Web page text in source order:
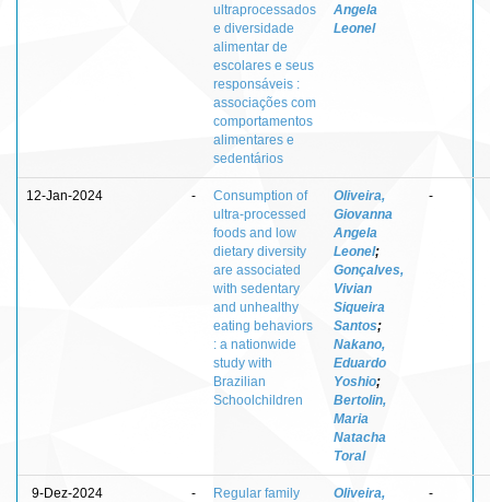
ultraprocessados
e diversidade
alimentar de
escolares e seus
responsáveis :
associações com
comportamentos
alimentares e
sedentários
Angela
Leonel
12-Jan-2024 -
Consumption of
ultra-processed
foods and low
dietary diversity
are associated
with sedentary
and unhealthy
eating behaviors
: a nationwide
study with
Brazilian
Schoolchildren
Oliveira,
Giovanna
Angela
Leonel;
Gonçalves,
Vivian
Siqueira
Santos;
Nakano,
Eduardo
Yoshio;
Bertolin,
Maria
Natacha
Toral
-
9-Dez-2024 -
Regular family
Oliveira,
-